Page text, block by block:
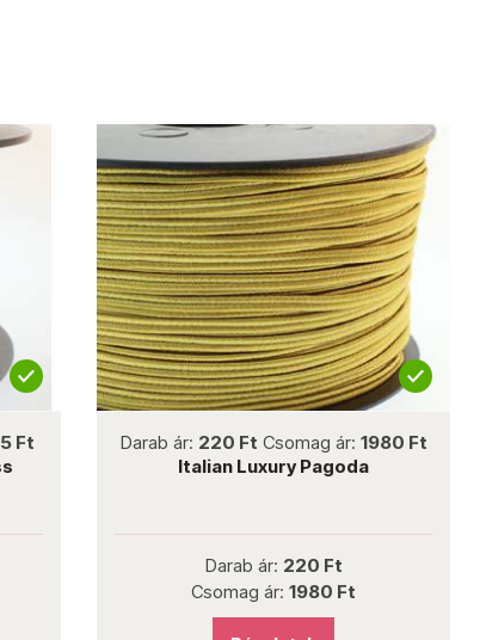
Darab ár:220 Ft Csomag ár:1980 Ft
Italian Luxury Pagoda
Darab ár:220 Ft
Csomag ár:1980 Ft